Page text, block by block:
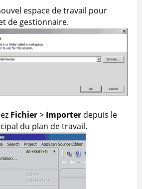
espace de travail pour
de gestionnaire.
Fichier> Importer depuis le
du plan de travail.